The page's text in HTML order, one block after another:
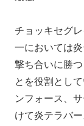
チョッキセグ
一においては
撃ち合いに勝
とを役割とし
ンフォース、
けて炎テラバ